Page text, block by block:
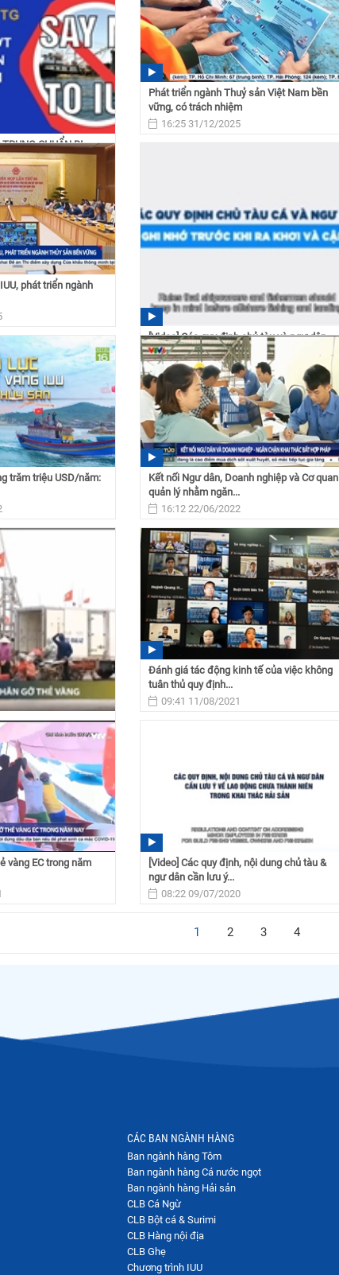
CHUẨN BỊ
QUYẾT...
Phát triển ngành Thuỷ sản Việt Nam bền
vững, có trách nhiệm
16:25 31/12/2025
phát triển ngành
[Video] Các quy định chủ tàu và ngư dân
cần ghi nhớ trước...
00:00 17/06/2024
trăm triệu USD/năm:
Kết nối Ngư dân, Doanh nghiệp và Cơ quan
quản lý nhằm ngăn...
16:12 22/06/2022
Đánh giá tác động kinh tế của việc không
tuân thủ quy định...
09:41 11/08/2021
vàng EC trong năm
[Video] Các quy định, nội dung chủ tàu &
ngư dân cần lưu ý...
08:22 09/07/2020
1 2 3 4
CÁC BAN NGÀNH HÀNG
Ban ngành hàng Tôm
Ban ngành hàng Cá nước ngọt
Ban ngành hàng Hải sản
CLB Cá Ngừ
CLB Bột cá & Surimi
CLB Hàng nội địa
CLB Ghẹ
Chương trình IUU